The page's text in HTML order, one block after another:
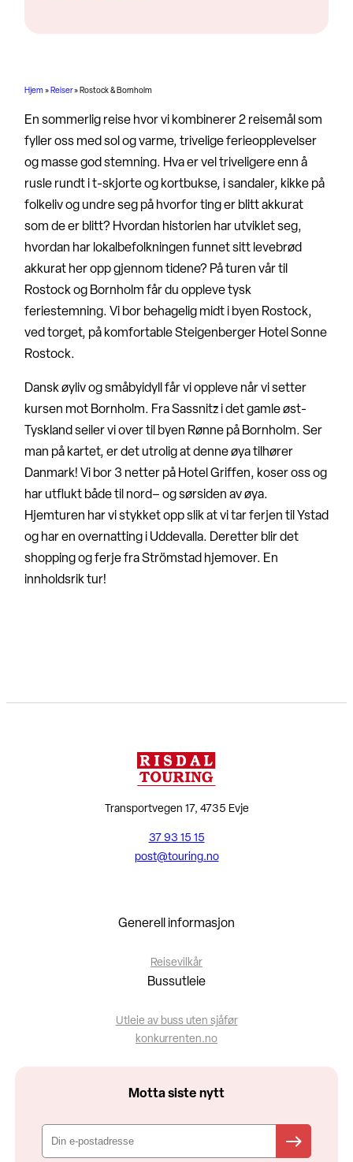
Hjem» Reiser» Rostock & Bornholm
En sommerlig reise hvor vi kombinerer 2 reisemål som
fyller oss med sol og varme, trivelige ferieopplevelser
og masse god stemning. Hva er vel triveligere enn å
rusle rundt i t-skjorte og kortbukse, i sandaler, kikke på
folkeliv og undre seg på hvorfor ting er blitt akkurat
som de er blitt? Hvordan historien har utviklet seg,
hvordan har lokalbefolkningen funnet sitt levebrød
akkurat her opp gjennom tidene? På turen vår til
Rostock og Bornholm får du oppleve tysk
feriestemning. Vi bor behagelig midt i byen Rostock,
ved torget, på komfortable Steigenberger Hotel Sonne
Rostock.
Dansk øyliv og småbyidyll får vi oppleve når vi setter
kursen mot Bornholm. Fra Sassnitz i det gamle øst-
Tyskland seiler vi over til byen Rønne på Bornholm. Ser
man på kartet, er det utrolig at denne øya tilhører
Danmark! Vi bor 3 netter på Hotel Griffen, koser oss og
har utflukt både til nord– og sørsiden av øya.
Hjemturen har vi stykket opp slik at vi tar ferjen til Ystad
og har en overnatting i Uddevalla. Deretter blir det
shopping og ferje fra Strömstad hjemover. En
innholdsrik tur!
Transportvegen 17, 4735 Evje
37 93 15 15
post@touring.no
Generell informasjon
Reisevilkår
Bussutleie
Utleie av buss uten sjåfør
konkurrenten.no
Motta siste nytt